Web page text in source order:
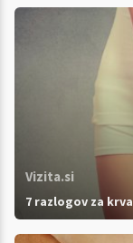
Vizita.si
7 razlogov za